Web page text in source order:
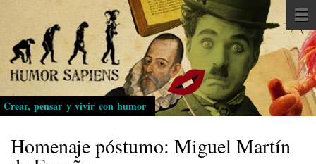
Pasar
al
contenido
principal
Crear, pensar y vivir con humor
Homenaje póstumo: Miguel Martín